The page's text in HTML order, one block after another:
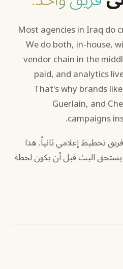
Most agencies in Iraq do
We do both, in-house,
vendor chain in the
paid, and analytics
That's why brands
Guerlain, and
campaigns
تخطيط إعلامي ثانياً. هذا
يستحق البث قبل أن يكون لخطة